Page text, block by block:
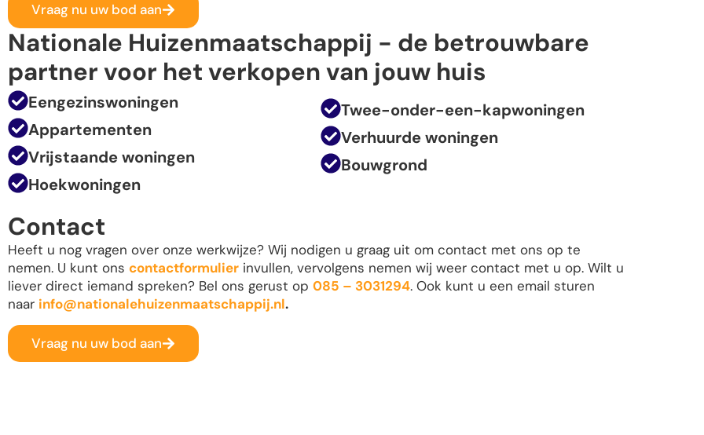
Vraag nu uw bod aan
Nationale Huizenmaatschappij - de betrouwbare
partner voor het verkopen van jouw huis
Eengezinswoningen
Appartementen
Vrijstaande woningen
Hoekwoningen
Twee-onder-een-kapwoningen
Verhuurde woningen
Bouwgrond
Contact
Heeft u nog vragen over onze werkwijze? Wij nodigen u graag uit om contact met ons op te
nemen. U kunt ons contactformulier invullen, vervolgens nemen wij weer contact met u op. Wilt u
liever direct iemand spreken? Bel ons gerust op 085 – 3031294. Ook kunt u een email sturen
naar info@nationalehuizenmaatschappij.nl.
Vraag nu uw bod aan